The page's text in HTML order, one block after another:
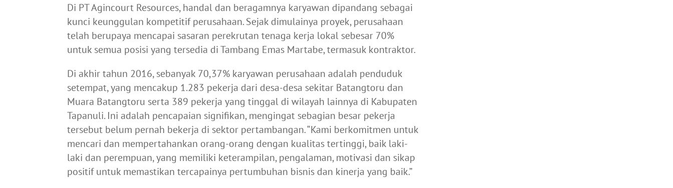
Di PT Agincourt Resources, handal dan beragamnya karyawan dipandang sebagai
kunci keunggulan kompetitif perusahaan. Sejak dimulainya proyek, perusahaan
telah berupaya mencapai sasaran perekrutan tenaga kerja lokal sebesar 70%
untuk semua posisi yang tersedia di Tambang Emas Martabe, termasuk kontraktor.
Di akhir tahun 2016, sebanyak 70,37% karyawan perusahaan adalah penduduk
setempat, yang mencakup 1.283 pekerja dari desa-desa sekitar Batangtoru dan
Muara Batangtoru serta 389 pekerja yang tinggal di wilayah lainnya di Kabupaten
Tapanuli. Ini adalah pencapaian signifikan, mengingat sebagian besar pekerja
tersebut belum pernah bekerja di sektor pertambangan. “Kami berkomitmen untuk
mencari dan mempertahankan orang-orang dengan kualitas tertinggi, baik laki-
laki dan perempuan, yang memiliki keterampilan, pengalaman, motivasi dan sikap
positif untuk memastikan tercapainya pertumbuhan bisnis dan kinerja yang baik.”